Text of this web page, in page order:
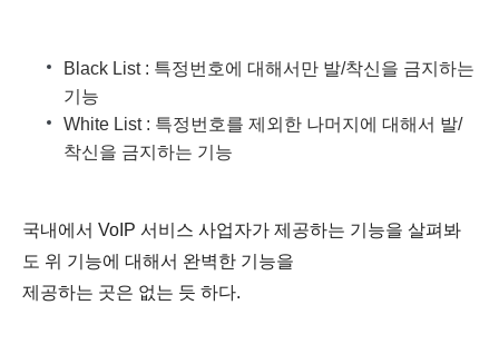
Black List : 특정번호에 대해서만 발/착신을 금지하는
기능
White List : 특정번호를 제외한 나머지에 대해서 발/
착신을 금지하는 기능
국내에서 VoIP 서비스 사업자가 제공하는 기능을 살펴봐
도 위 기능에 대해서 완벽한 기능을
제공하는 곳은 없는 듯 하다.